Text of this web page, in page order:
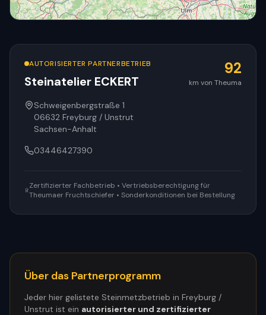
AUTORISIERTER PARTNERBETRIEB
Steinatelier ECKERT
92
km von Theuma
Schweigenbergstraße 1
06632 Freyburg / Unstrut
Sachsen-Anhalt
03446427390
Zertifizierter Fachbetrieb • Vertriebsberechtigung für
Theumaer Fruchtschiefer • Sonderkonditionen bei Bestellung
Über das Partnerprogramm
Jeder hier gelistete Steinmetzbetrieb in Freyburg /
Unstrut ist ein autorisierter und zertifizierter